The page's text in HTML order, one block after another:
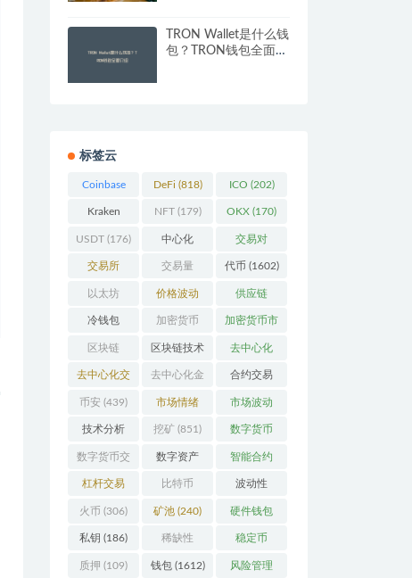
TRON Wallet是什么钱
包？TRON钱包全面介
标签云
Coinbase
(206)
DeFi (818) ICO (202)
Kraken
(104)
NFT(179) OKX (170)
USDT (176) 中心化
(3923)
交易对
(359)
交易所
(2164)
交易量
(246)
代币 (1602)
以太坊
(742)
价格波动
(630)
供应链
(118)
冷钱包
(175)
加密货币
(5442)
加密货币市
场(701)
区块链
(4599)
区块链技术
(528)
去中心化
(4087)
去中心化交
易所 (196)
去中心化金
融(111)
合约交易
(182)
币安 (439) 市场情绪
(337)
市场波动
(279)
技术分析
(148)
挖矿 (851) 数字货币
(8679)
数字货币交
易(150)
数字资产
(286)
智能合约
(532)
杠杆交易
(231)
比特币
(2378)
波动性
(352)
火币 (306) 矿池 (240) 硬件钱包
(170)
私钥 (186) 稀缺性
(193)
稳定币
(113)
质押 (109) 钱包(1612) 风险管理